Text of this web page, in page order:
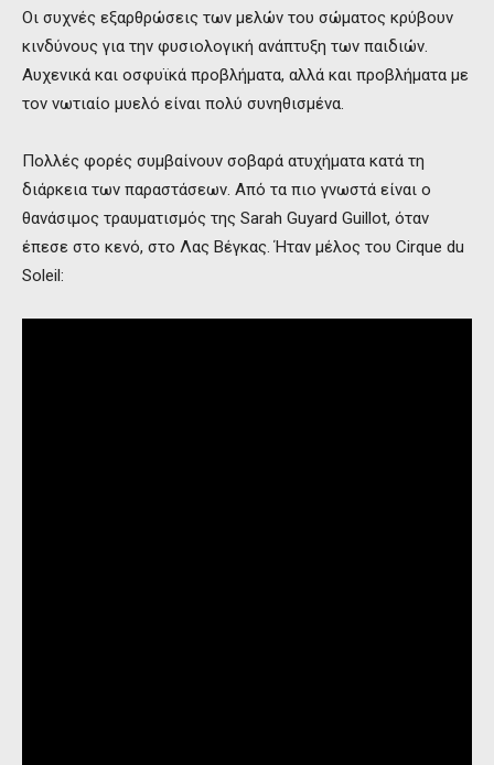
Οι συχνές εξαρθρώσεις των μελών του σώματος κρύβουν
κινδύνους για την φυσιολογική ανάπτυξη των παιδιών.
Αυχενικά και οσφυϊκά προβλήματα, αλλά και προβλήματα με
τον νωτιαίο μυελό είναι πολύ συνηθισμένα.
Πολλές φορές συμβαίνουν σοβαρά ατυχήματα κατά τη
διάρκεια των παραστάσεων. Από τα πιο γνωστά είναι ο
θανάσιμος τραυματισμός της Sarah Guyard Guillot, όταν
έπεσε στο κενό, στο Λας Βέγκας. Ήταν μέλος του Cirque du
Soleil: